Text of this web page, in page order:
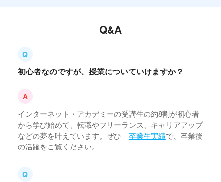
Q&A
初心者なのですが、授業についていけますか？
インターネット・アカデミーの受講生の約8割が初心者
から学び始めて、転職やフリーランス、キャリアアップ
などの夢を叶えています。ぜひ
卒業生実績で、卒業後
の活躍をご覧ください。